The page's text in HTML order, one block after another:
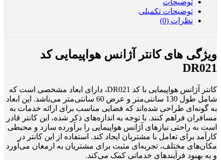
توضیحات
توضیحات تکمیلی
نظرات (0)
ویژگی های کانتر آژانس هواپیمایی کد
DR021
کانتر آژانس هواپیمایی با کد DR021، دارای ابعاد مشخصی است که
شامل طول 130 سانتی‌متر و عرض 60 سانتی‌متر می‌باشد. این ابعاد
به گونه‌ای طراحی شده‌اند که فضایی مناسب برای ارائه خدمات به
مسافران فراهم کنند. با توجه به اندازه‌های ذکر شده، این کانتر قادر
است به راحتی نیازهای آژانس هواپیمایی را برآورده سازد و محیطی
کارآمد برای تعامل با مشتریان ایجاد کند. استفاده از این کانتر در
مکان‌های مختلف، تجربه‌ای مثبت برای مشتریان به ارمغان می‌آورد
و به بهبود فرآیندهای خدماتی کمک می‌کند.